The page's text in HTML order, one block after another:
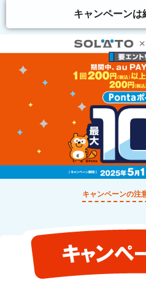
キャンペーンは
キャンペーンの注